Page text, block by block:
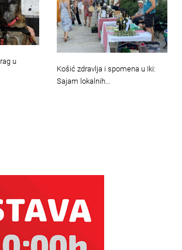
u
Košić zdravlja i spomena u Iki:
Sajam lokalnih…